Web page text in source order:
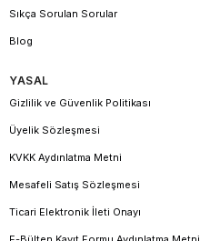
Sıkça Sorulan Sorular
Blog
YASAL
Gizlilik ve Güvenlik Politikası
Üyelik Sözleşmesi
KVKK Aydınlatma Metni
Mesafeli Satış Sözleşmesi
Ticari Elektronik İleti Onayı